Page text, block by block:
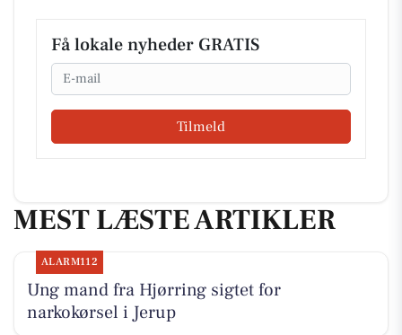
Få lokale nyheder GRATIS
Email
Tilmeld
MEST LÆSTE ARTIKLER
ALARM112
Ung mand fra Hjørring sigtet for
narkokørsel i Jerup